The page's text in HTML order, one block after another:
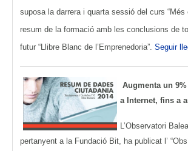
suposa la darrera i quarta sessió del curs
resum de la formació amb les conclusions de
futur “Llibre Blanc de l’Emprenedoria”. Seguir
Augmenta un
a Internet, fins a
L’Observatori
pertanyent a la Fundació Bit, ha publicat l’